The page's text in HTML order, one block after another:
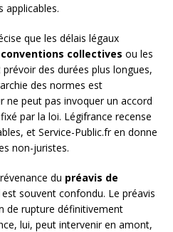
applicables.
que les délais légaux
conventions collectives ou les
des durées plus longues,
des normes est
ne peut pas invoquer un accord
par la loi. Légifrance recense
et Service-Public.fr en donne
non-juristes.
du préavis de
est souvent confondu. Le préavis
de rupture définitivement
lui, peut intervenir en amont,